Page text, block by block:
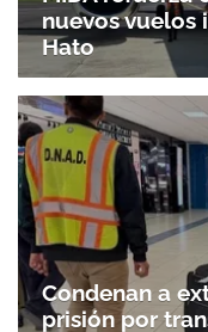
nuevos vuelos
Hato
Condenan a
prisión por